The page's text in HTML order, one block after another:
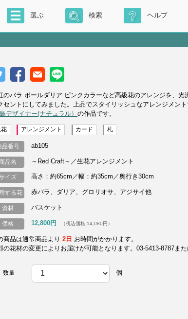
選ぶ 検索 ヘルプ
のバラ ボールダリア ピンクカラーなど高級花のアレンジを、
セントにしてみました。上品でスタイリッシュなアレンジメント
デザイナー(ナチュラル）の作品です。
花 アレンジメント カード 札
品番号 ab105
品名 ～Red Craft～／生花アレンジメント
イズ 高さ：約65cm／幅：約35cm／奥行き30cm
する花 赤バラ、ダリア、グロリオサ、アジサイ他
資材 バスケット
価格 12,800円 （税込価格 14,080円）
商品は通常商品より2日 お時間がかかります。
の花材の変更によりお届けが可能となります。03-5413-8787ま
数量 個